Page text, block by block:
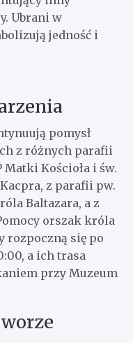
Ubrani w
jedność i
pomysł
z różnych parafii
Matki Kościoła i św.
z parafii pw.
Baltazara, a z
orszak króla
rozpoczną się po
a ich trasa
przy Muzeum